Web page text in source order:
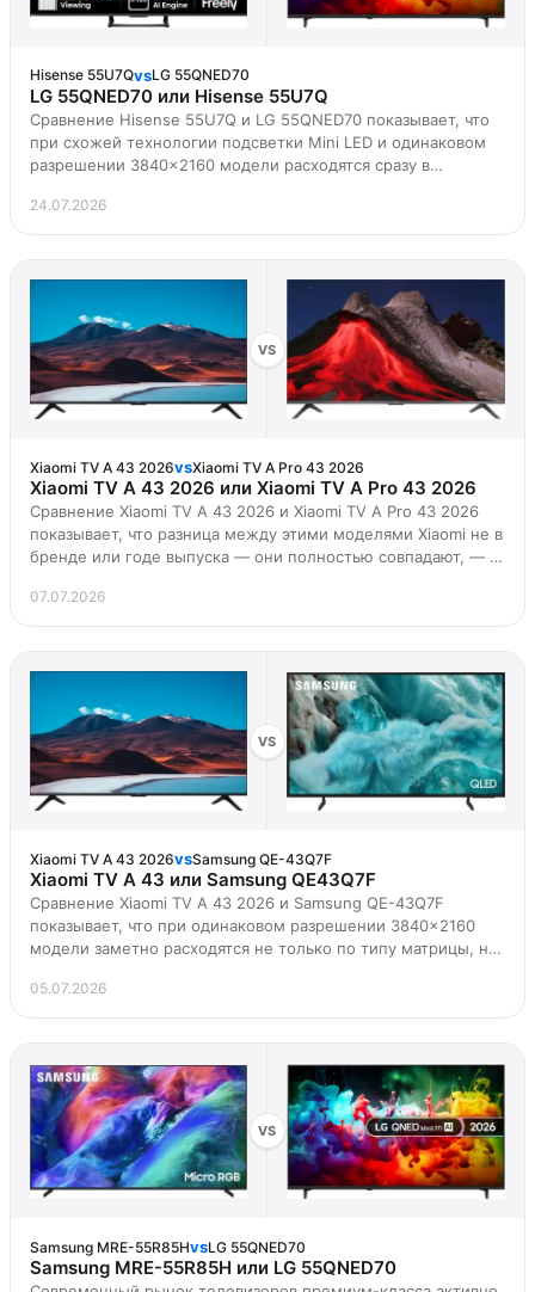
Hisense 55U7QvsLG 55QNED70
LG 55QNED70 или Hisense 55U7Q
Сравнение Hisense 55U7Q и LG 55QNED70 показывает, что
при схожей технологии подсветки Mini LED и одинаковом
разрешении 3840×2160 модели расходятся сразу в
обновления до набора портов. 120 Гц у Hisense против 60 Гц
24.07.2026
VS
Xiaomi TV A 43 2026vsXiaomi TV A Pro 43 2026
Xiaomi TV A 43 2026 или Xiaomi TV A Pro 43 2026
Сравнение Xiaomi TV A 43 2026 и Xiaomi TV A Pro 43 2026
показывает, что разница между этими моделями Xiaomi не в
бренде или годе выпуска — они полностью совпадают, — а
картинки и удобство использования.
07.07.2026
VS
Xiaomi TV A 43 2026vsSamsung QE-43Q7F
Xiaomi TV A 43 или Samsung QE43Q7F
Сравнение Xiaomi TV A 43 2026 и Samsung QE-43Q7F
показывает, что при одинаковом разрешении 3840x2160
модели заметно расходятся не только по типу матрицы, но
раз то, что таблица характеристик не показывает.
05.07.2026
VS
Samsung MRE-55R85HvsLG 55QNED70
Samsung MRE-55R85H или LG 55QNED70